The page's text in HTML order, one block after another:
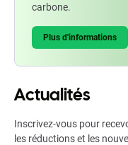
carbone.
Plus d'informations
Actualités
Inscrivez-vous pour
les réductions et les